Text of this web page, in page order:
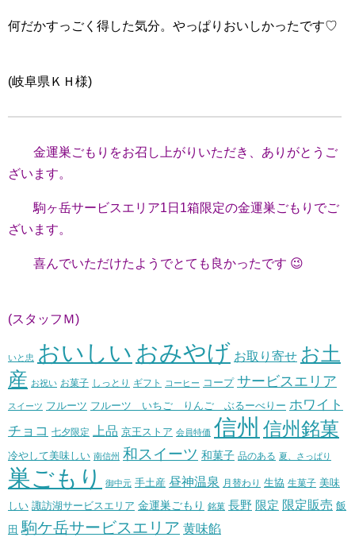
何だかすっごく得した気分。やっぱりおいしかったです♡
(岐阜県ＫＨ様)
金運巣ごもりをお召し上がりいただき、ありがとうご
ざいます。
駒ヶ岳サービスエリア1日1箱限定の金運巣ごもりでご
ざいます。
喜んでいただけたようでとても良かったです 😉
(スタッフＭ)
いと忠 おいしい おみやげ お取り寄せ お土
産 お祝い お菓子 しっとり ギフト コーヒー コープ サービスエリア
スイーツ フルーツ フルーツ いちご りんご ぶるーべりー ホワイト
チョコ 七夕限定 上品 京王ストア 会員特価 信州 信州銘菓
冷やして美味しい 南信州 和スイーツ 和菓子 品のある 夏、さっぱり
巣ごもり 御中元 手土産 昼神温泉 月替わり 生協 生菓子 美味
しい 諏訪湖サービスエリア 金運巣ごもり 銘菓 長野 限定 限定販売 飯
田 駒ケ岳サービスエリア 黄味餡